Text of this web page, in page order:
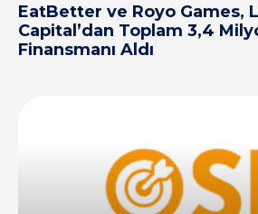
EatBetter ve Royo Games,
Capital’dan Toplam 3,4
Finansmanı Aldı